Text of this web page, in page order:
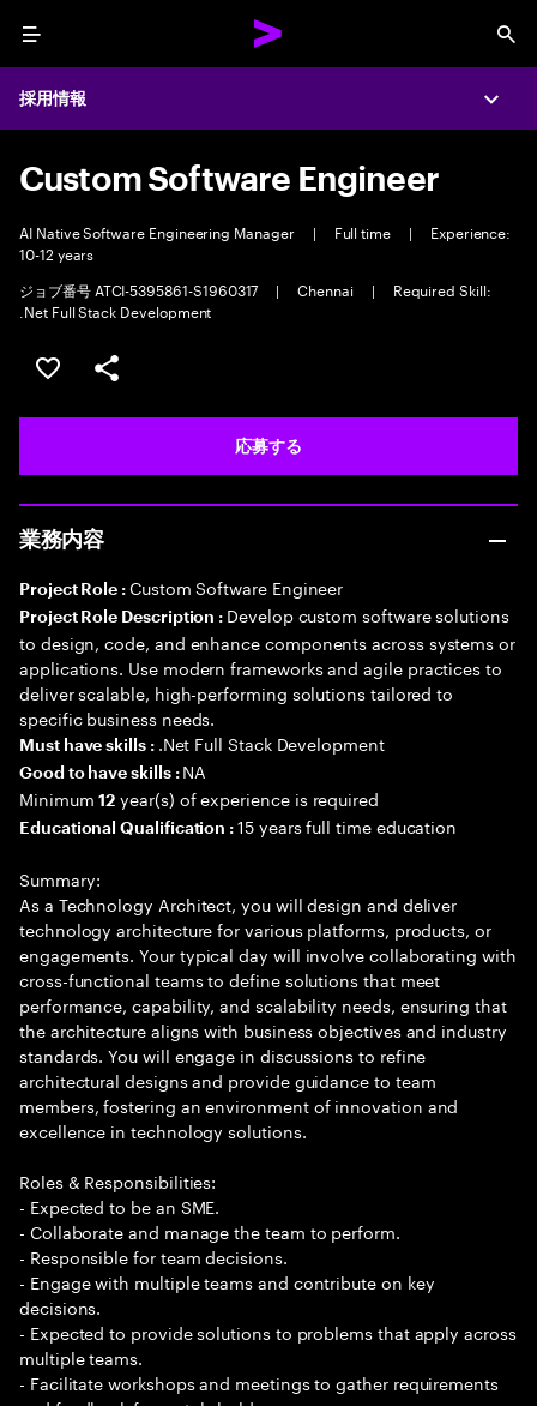
Menu
採用情報
Custom Software Engineer
AI Native Software Engineering Manager | Full time |
Experience:
10-12 years
ジョブ番号 ATCI-5395861-S1960317
| Chennai |
Required Skill:
.Net Full Stack Development
ポジションを保存する 【首都圏エリア】契約社員（給
シェア
応募する
業務内容
Project Role : Custom Software Engineer
Project Role Description : Develop custom software solutions
to design, code, and enhance components across systems or
applications. Use modern frameworks and agile practices to
deliver scalable, high-performing solutions tailored to
specific business needs.
Must have skills : .Net Full Stack Development
Good to have skills : NA
Minimum12 year(s) of experience is required
Educational Qualification :15 years full time education
Summary:
As a Technology Architect, you will design and deliver
technology architecture for various platforms, products, or
engagements. Your typical day will involve collaborating with
cross-functional teams to define solutions that meet
performance, capability, and scalability needs, ensuring that
the architecture aligns with business objectives and industry
standards. You will engage in discussions to refine
architectural designs and provide guidance to team
members, fostering an environment of innovation and
excellence in technology solutions.
Roles & Responsibilities:
- Expected to be an SME.
- Collaborate and manage the team to perform.
- Responsible for team decisions.
- Engage with multiple teams and contribute on key
decisions.
- Expected to provide solutions to problems that apply across
multiple teams.
- Facilitate workshops and meetings to gather requirements